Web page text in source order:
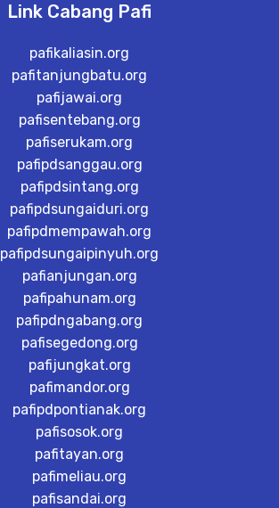
Link Cabang Pafi
pafikaliasin.org
pafitanjungbatu.org
pafijawai.org
pafisentebang.org
pafiserukam.org
pafipdsanggau.org
pafipdsintang.org
pafipdsungaiduri.org
pafipdmempawah.org
pafipdsungaipinyuh.org
pafianjungan.org
pafipahunam.org
pafipdngabang.org
pafisegedong.org
pafijungkat.org
pafimandor.org
pafipdpontianak.org
pafisosok.org
pafitayan.org
pafimeliau.org
pafisandai.org